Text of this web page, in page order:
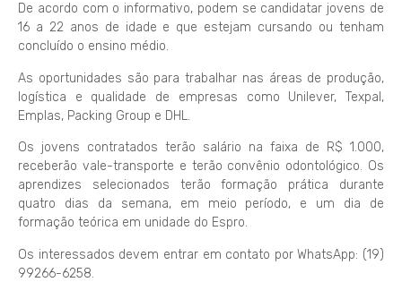
De acordo com o informativo, podem se candidatar jovens de
16 a 22 anos de idade e que estejam cursando ou tenham
concluído o ensino médio.
As oportunidades são para trabalhar nas áreas de produção,
logística e qualidade de empresas como Unilever, Texpal,
Emplas, Packing Group e DHL.
Os jovens contratados terão salário na faixa de R$ 1.000,
receberão vale-transporte e terão convênio odontológico. Os
aprendizes selecionados terão formação prática durante
quatro dias da semana, em meio período, e um dia de
formação teórica em unidade do Espro.
Os interessados devem entrar em contato por WhatsApp: (19)
99266-6258.